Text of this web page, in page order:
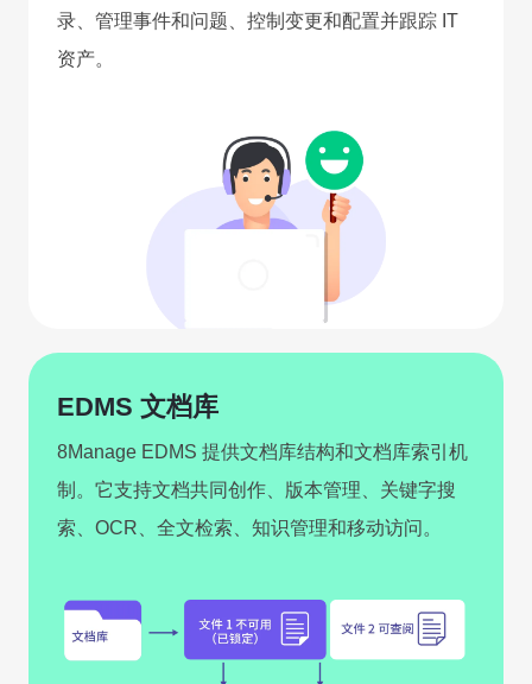
录、管理事件和问题、控制变更和配置并跟踪 IT
资产。
EDMS 文档库
8Manage EDMS 提供文档库结构和文档库索引机
制。它支持文档共同创作、版本管理、关键字搜
索、OCR、全文检索、知识管理和移动访问。